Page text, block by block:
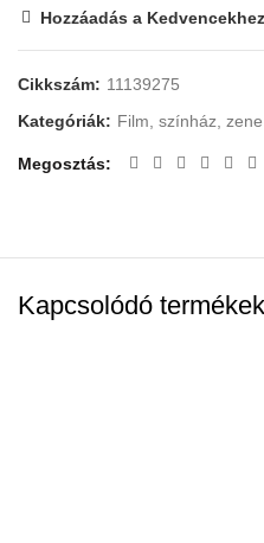
Hozzáadás a Kedvencekhez
Cikkszám: 11139275
Kategóriák: Film, színház, zene
Megosztás
Kapcsolódó termékek